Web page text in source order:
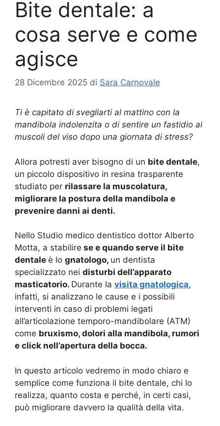
Bite dentale: a
cosa serve e come
agisce
28 Dicembre 2025 di Sara Carnovale
Ti è capitato di svegliarti al mattino con la
mandibola indolenzita o di sentire un fastidio ai
muscoli del viso dopo una giornata di stress?
Allora potresti aver bisogno di un bite dentale,
un piccolo dispositivo in resina trasparente
studiato per rilassare la muscolatura,
migliorare la postura della mandibola e
prevenire danni ai denti.
Nello Studio medico dentistico dottor Alberto
Motta, a stabilire se e quando serve il bite
dentale è lo gnatologo, un dentista
specializzato nei disturbi dell’apparato
masticatorio. Durante la visita gnatologica,
infatti, si analizzano le cause e i possibili
interventi in caso di problemi legati
all’articolazione temporo-mandibolare (ATM)
come bruxismo, dolori alla mandibola, rumori
e click nell’apertura della bocca.
In questo articolo vedremo in modo chiaro e
semplice come funziona il bite dentale, chi lo
realizza, quanto costa e perché, in certi casi,
può migliorare davvero la qualità della vita.